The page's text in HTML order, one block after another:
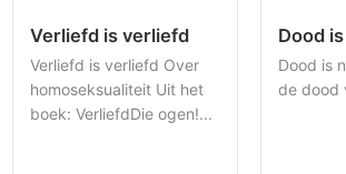
Verliefd is verliefd
Verliefd is verliefd Over
homoseksualiteit Uit het
boek: VerliefdDie ogen!...
Dood
Dood is
de dood